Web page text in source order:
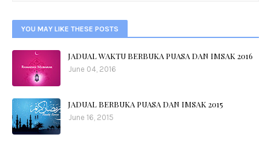
YOU MAY LIKE THESE POSTS
JADUAL WAKTU BERBUKA PUASA DAN IMSAK 2016
June 04, 2016
JADUAL BERBUKA PUASA DAN IMSAK 2015
June 16, 2015